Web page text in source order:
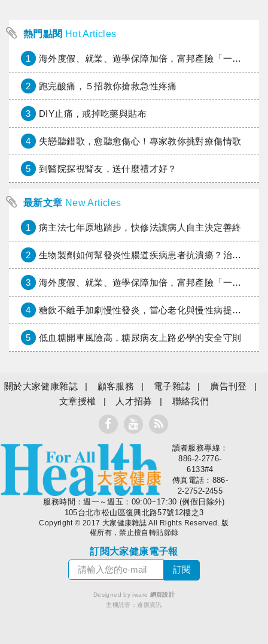
熱門點閱 Hot Articles
1 海外度假、就業、遊學保障加倍，富邦產險「一期逐夢」專案加碼遠距醫療與緊急救援
2 跑完酸痛，５招教你搶救急性疼痛
3 DIY止痛，戒掉吃藥與貼布
4 失戀聽錯歌，愈聽愈傷心！專家教你挑對療傷情歌
5 到醫院探視腎友，送什麼禮才好？
最新文章 New Articles
1 病主法七年原地踏步，快修法讓病人自主決定善終
2 生物製劑如何幫發炎性腸道疾病患者抗潰瘍？治療進展與健保給付困境一次看
3 海外度假、就業、遊學保障加倍，富邦產險「一期逐夢」專案加碼遠距醫療與緊急救援
4 糖飲不離手加劇慢性發炎，當心老化與慢性病提早報到
5 低血糖開車風險高，糖尿病友上路必學的安全守則
關於大家健康雜誌 顧客服務 電子雜誌
廣告刊登
文章授權
人才招募 聯絡我們
大家健康
讀者服務專線：
886-2-2776-
6133#4
傳真電話：886-
2-2752-2455
服務時間：週一～週五：09:00~17:30 (例假日除外)
105台北市松山區復興北路57號12樓之3
Copyright © 2017 大家健康雜誌 All Rights Reserved. 版
權所有，禁止擅自轉貼節錄
訂閱大家健康電子報
Designed by iware 網頁設計
主機託管：遠振資訊